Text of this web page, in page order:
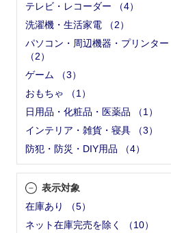
テレビ・レコーダー
（4）
洗濯機・生活家電
（2）
パソコン・周辺機器・プリンター
（2）
ゲーム
（3）
おもちゃ
（1 ）
日用品・化粧品・医薬品
（1 ）
インテリア・雑貨・寝具
（3）
防犯・防災・DIY用品
（4）
表示対象
在庫あり
（5）
ネット在庫完売を除く
（10）